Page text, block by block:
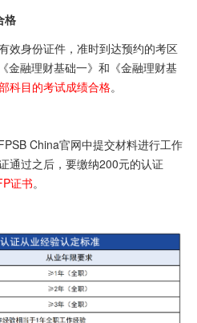
格
效身份证件，准时到达预约的考区
金融理财基础一》和《金融理财基
科目的考试成绩合格。
China官网中提交材料进行工作
通过之后，要缴纳200元的认证
证书。